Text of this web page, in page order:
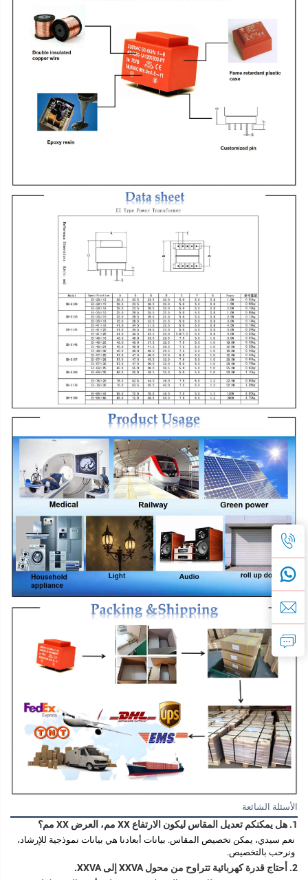
الأسئلة الشائعة
1. هل يمكنكم تعديل المقاس ليكون الارتفاع XX مم، العرض XX مم؟
ونرحب بالتخصيص.
2. أحتاج قدرة كهربائية تتراوح من محول XXVA إلى XXVA.